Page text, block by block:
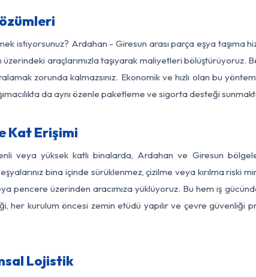
istiyorsunuz? Ardahan - Giresun arası parça eşya taşıma
araçlarımızla taşıyarak maliyetleri bölüştürüyoruz.
zorunda kalmazsınız. Ekonomik ve hızlı olan bu
da aynı özenle paketleme ve sigorta desteği
Kat Erişimi
veya yüksek katlı binalarda, Ardahan ve Giresun
bina içinde sürüklenmez, çizilme veya kırılma riski
pencere üzerinden aracımıza yüklüyoruz. Bu hem iş
her kurulum öncesi zemin etüdü yapılır ve çevre
Lojistik